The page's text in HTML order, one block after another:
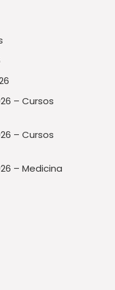
– Cursos
– Cursos
– Medicina